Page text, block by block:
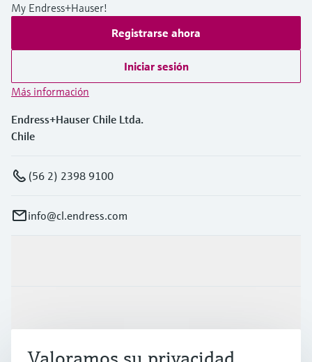
My Endress+Hauser!
Registrarse ahora
Iniciar sesión
Más información
Endress+Hauser Chile Ltda.
Chile
(56 2) 2398 9100
info@cl.endress.com